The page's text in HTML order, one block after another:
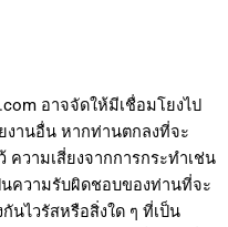
อาจจัดให้มีเชื่อมโยงไป
งานอื่น หากท่านตกลงที่จะ
ความเสี่ยงจากการกระทำเช่น
นความรับผิดชอบของท่านที่จะ
นไวรัสหรือสิ่งใด ๆ ที่เป็น